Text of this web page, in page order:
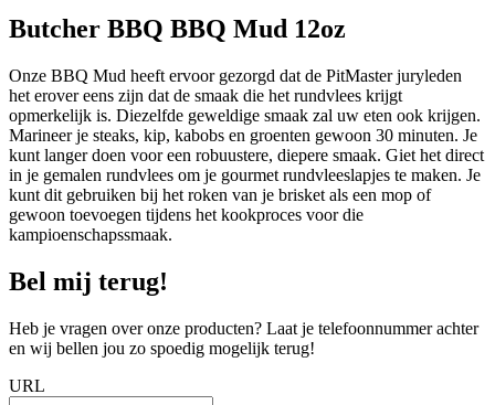
Butcher BBQ BBQ Mud 12oz
Onze BBQ Mud heeft ervoor gezorgd dat de PitMaster juryleden
het erover eens zijn dat de smaak die het rundvlees krijgt
opmerkelijk is. Diezelfde geweldige smaak zal uw eten ook krijgen.
Marineer je steaks, kip, kabobs en groenten gewoon 30 minuten. Je
kunt langer doen voor een robuustere, diepere smaak. Giet het direct
in je gemalen rundvlees om je gourmet rundvleeslapjes te maken. Je
kunt dit gebruiken bij het roken van je brisket als een mop of
gewoon toevoegen tijdens het kookproces voor die
kampioenschapssmaak.
Bel mij terug!
Heb je vragen over onze producten? Laat je telefoonnummer achter
en wij bellen jou zo spoedig mogelijk terug!
URL